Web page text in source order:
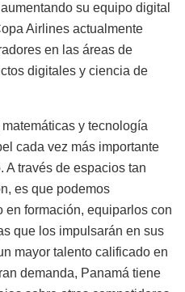
su equipo digital
Airlines actualmente
en las áreas de
digitales y ciencia de
y tecnología
cada vez más importante
A través de espacios tan
es que podemos
en formación, equiparlos con
que los impulsarán en sus
mayor talento calificado en
demanda, Panamá tiene